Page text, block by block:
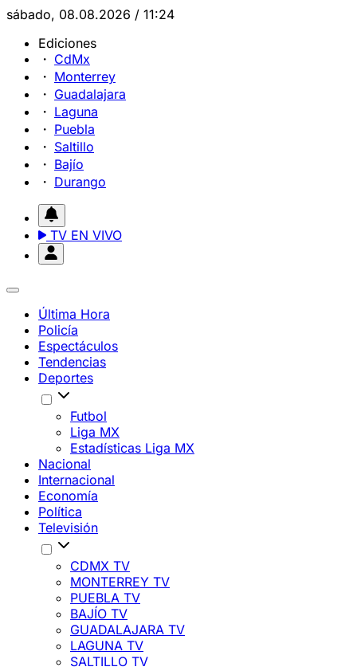
sábado, 08.08.2026 / 11:24
Ediciones
CdMx
Monterrey
Guadalajara
Laguna
Puebla
Saltillo
Bajío
Durango
TV EN VIVO
Última Hora
Policía
Espectáculos
Tendencias
Deportes
Futbol
Liga MX
Estadísticas Liga MX
Nacional
Internacional
Economía
Política
Televisión
CDMX TV
MONTERREY TV
PUEBLA TV
BAJÍO TV
GUADALAJARA TV
LAGUNA TV
SALTILLO TV